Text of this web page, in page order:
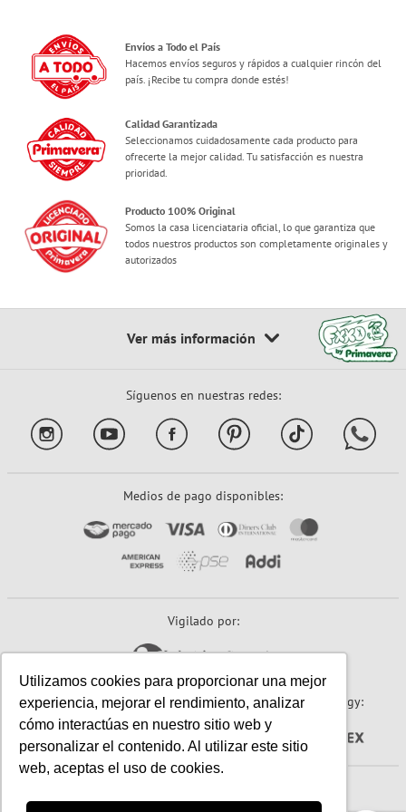
Utilizamos cookies para proporcionar una mejor
experiencia, mejorar el rendimiento, analizar
cómo interactúas en nuestro sitio web y
personalizar el contenido. Al utilizar este sitio
web, aceptas el uso de cookies.
Envíos a Todo el País
Hacemos envíos seguros y rápidos a cualquier rincón del
país. ¡Recibe tu compra donde estés!
Calidad Garantizada
Seleccionamos cuidadosamente cada producto para
ofrecerte la mejor calidad. Tu satisfacción es nuestra
prioridad.
Producto 100% Original
Somos la casa licenciataria oficial, lo que garantiza que
todos nuestros productos son completamente originales y
autorizados
Síguenos en nuestras redes:
Medios de pago disponibles:
Vigilado por:
Sitio seguro: Powered By: Technology: